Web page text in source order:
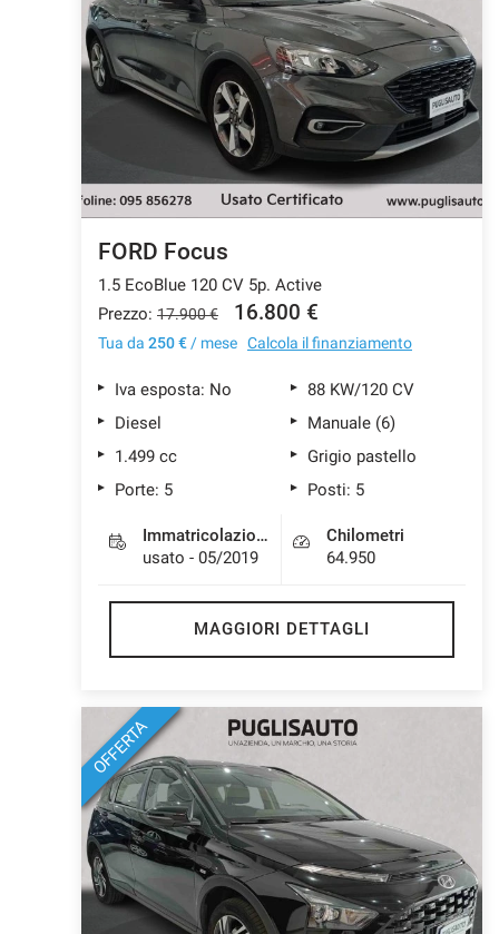
FORD Focus
1.5 EcoBlue 120 CV 5p. Active
Prezzo: 17.900 € 16.800 €
Tua da 250 € / mese Calcola il finanziamento
Iva esposta: No
88 KW/120 CV
Diesel
Manuale (6)
1.499 cc
Grigio pastello
Porte: 5
Posti: 5
Immatricolazione
usato - 05/2019
Chilometri
64.950
MAGGIORI DETTAGLI
OFFERTA